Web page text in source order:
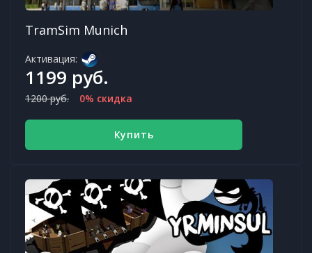
TramSim Munich
Активация:
1199 руб.
1200 руб. 0% скидка
Купить